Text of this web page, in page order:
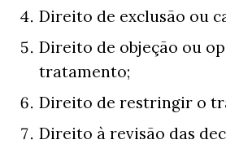
Direito de exclusão ou
Direito de objeção ou
tratamento;
Direito de restringir o
Direito à revisão das